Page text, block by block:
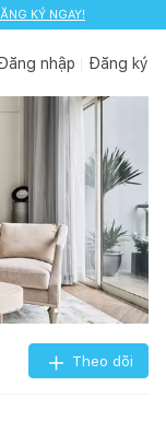
KÝ NGAY!
nhập Đăng ký
Theo dõi